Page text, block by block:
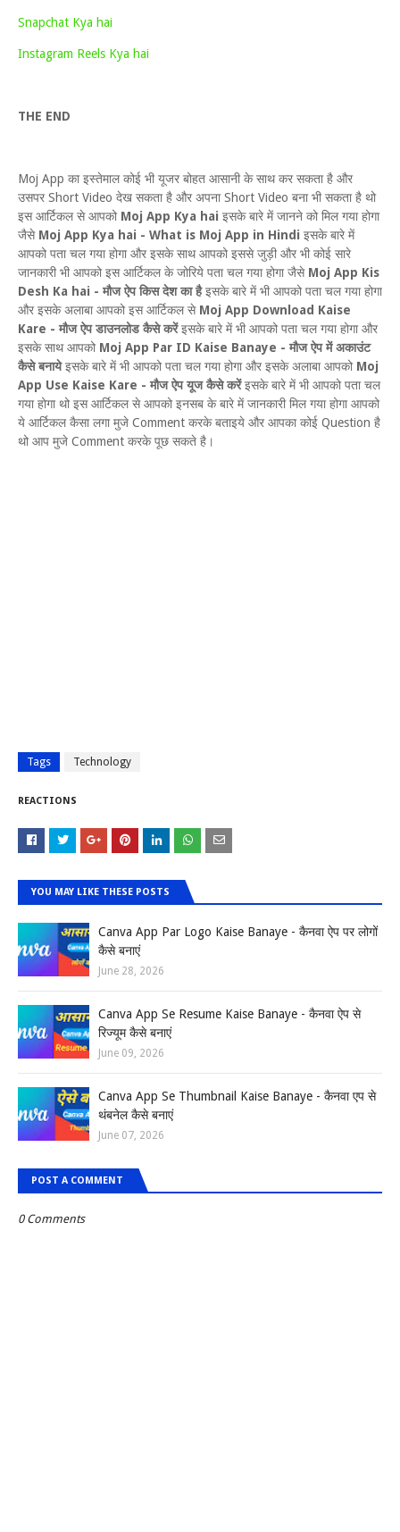
Snapchat Kya hai
Instagram Reels Kya hai
THE END
Moj App का इस्तेमाल कोई भी यूजर बोहत आसानी के साथ कर सकता है और
उसपर Short Video देख सकता है और अपना Short Video बना भी सकता है थो
इस आर्टिकल से आपको Moj App Kya hai इसके बारे में जानने को मिल गया होगा
जैसे Moj App Kya hai - What is Moj App in Hindi इसके बारे में
आपको पता चल गया होगा और इसके साथ आपको इससे जुड़ी और भी कोई सारे
जानकारी भी आपको इस आर्टिकल के जोरिये पता चल गया होगा जैसे Moj App Kis
Desh Ka hai - मौज ऐप किस देश का हैइसके बारे में भी आपको पता चल गया होगा
और इसके अलाबा आपको इस आर्टिकल से Moj App Download Kaise
Kare - मौज ऐप डाउनलोड कैसे करेंइसके बारे में भी आपको पता चल गया होगा और
इसके साथ आपको Moj App Par ID Kaise Banaye - मौज ऐप में अकाउंट
कैसे बनायेइसके बारे में भी आपको पता चल गया होगा और इसके अलाबा आपको Moj
App Use Kaise Kare - मौज ऐप यूज कैसे करेंइसके बारे में भी आपको पता चल
गया होगा थो इस आर्टिकल से आपको इनसब के बारे में जानकारी मिल गया होगा आपको
ये आर्टिकल कैसा लगा मुजे Comment करके बताइये और आपका कोई Question है
थो आप मुजे Comment करके पूछ सकते है।
Tags Technology
REACTIONS
YOU MAY LIKE THESE POSTS
Canva App Par Logo Kaise Banaye - कैनवा ऐप पर लोगों
कैसे बनाएं
June 28, 2026
Canva App Se Resume Kaise Banaye - कैनवा ऐप से
रिज्यूम कैसे बनाएं
June 09, 2026
Canva App Se Thumbnail Kaise Banaye - कैनवा एप से
थंबनेल कैसे बनाएं
June 07, 2026
POST A COMMENT
0 Comments